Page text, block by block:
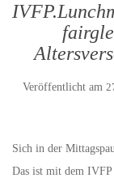
Veröffentlicht am
Sich in der
Das ist mit dem